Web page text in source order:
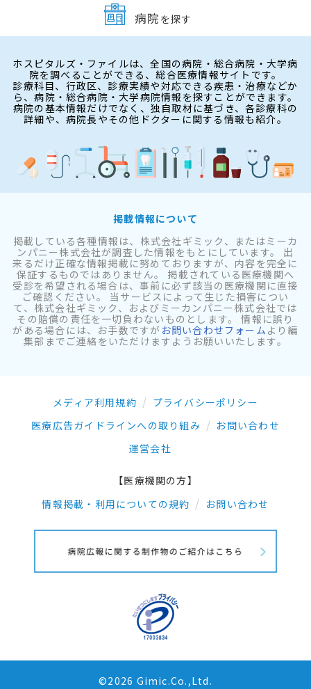
病院 を探す
ホスピタルズ・ファイルは、全国の病院・総合病院・大学病
院を調べることができる、総合医療情報サイトです。
診療科目、行政区、診療実績や対応できる疾患・治療などか
ら、病院・総合病院・大学病院情報を探すことができます。
病院の基本情報だけでなく、独自取材に基づき、各診療科の
詳細や、病院長やその他ドクターに関する情報も紹介。
掲載情報について
掲載している各種情報は、株式会社ギミック、またはミーカ
ンパニー株式会社が調査した情報をもとにしています。 出
来るだけ正確な情報掲載に努めておりますが、内容を完全に
保証するものではありません。 掲載されている医療機関へ
受診を希望される場合は、事前に必ず該当の医療機関に直接
ご確認ください。 当サービスによって生じた損害につい
て、株式会社ギミック、およびミーカンパニー株式会社では
その賠償の責任を一切負わないものとします。 情報に誤り
がある場合には、お手数ですが お問い合わせフォーム より編
集部までご連絡をいただけますようお願いいたします。
メディア利用規約
プライバシーポリシー
医療広告ガイドラインへの取り組み
お問い合わせ
運営会社
【医療機関の方】
情報掲載・利用についての規約
お問い合わせ
©2026 Gimic.Co.,Ltd.